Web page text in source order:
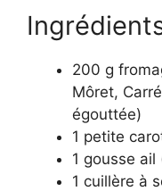
200 g
Môret,
égouttée)
1 petite
1 gousse
1 cuillère à